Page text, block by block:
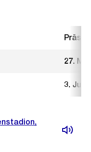
27.
3. Juni